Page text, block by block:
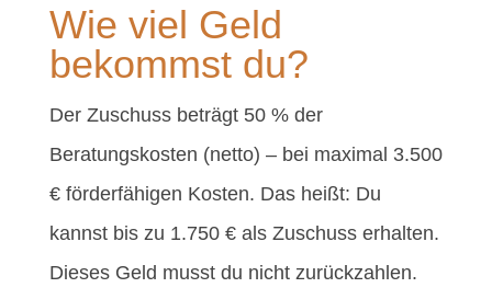
Wie viel Geld
bekommst du?
Der Zuschuss beträgt 50 % der
Beratungskosten (netto) – bei maximal 3.500
€ förderfähigen Kosten. Das heißt: Du
kannst bis zu 1.750 € als Zuschuss erhalten.
Dieses Geld musst du nicht zurückzahlen.